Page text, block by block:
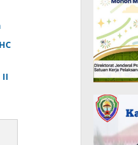
II